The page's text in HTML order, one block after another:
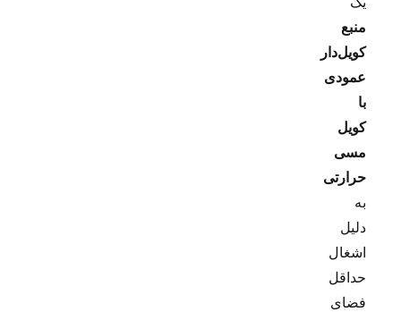
منبع
کویل‌دار
عمودی
با
کویل
مسی
حرارتی
به
دلیل
اشغال
حداقل
فضای